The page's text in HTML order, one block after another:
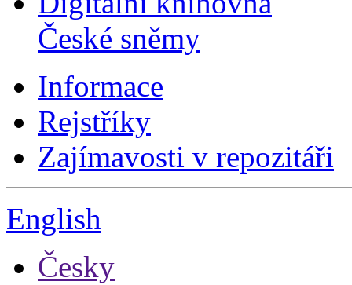
České sněmy
Informace
Rejstříky
Zajímavosti v repozitáři
English
Česky